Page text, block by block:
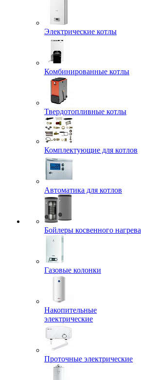
Электрические котлы
Комбинированные котлы
Твердотопливные котлы
Комплектующие для котлов
Автоматика для котлов
Бойлеры косвенного нагрева
Газовые колонки
Накопительные
электрические
Проточные электрические